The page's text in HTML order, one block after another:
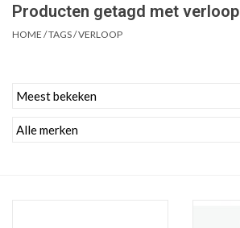
| Alles om te Meten |
Producten getagd met verloop
HOME /TAGS/VERLOOP